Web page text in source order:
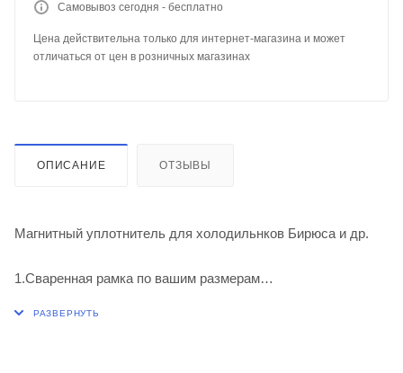
Самовывоз сегодня - бесплатно
Цена действительна только для интернет-магазина и может
отличаться от цен в розничных магазинах
ОПИСАНИЕ ОТЗЫВЫ
Магнитный уплотнитель для холодильнков Бирюса и др.
1.Сваренная рамка по вашим размерам